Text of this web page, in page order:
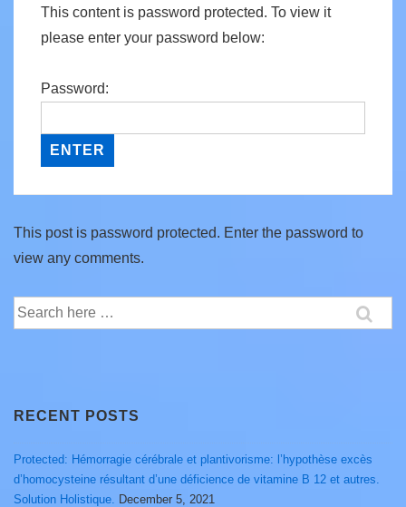
This content is password protected. To view it
please enter your password below:
Password:
This post is password protected. Enter the password to
view any comments.
Search
for:
RECENT POSTS
Protected: Hémorragie cérébrale et plantivorisme: l’hypothèse excès
d’homocysteine résultant d’une déficience de vitamine B 12 et autres.
Solution Holistique. December 5, 2021